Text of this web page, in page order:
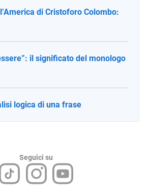
di Cristoforo Colombo:
il significato del monologo
logica di una frase
Seguici su